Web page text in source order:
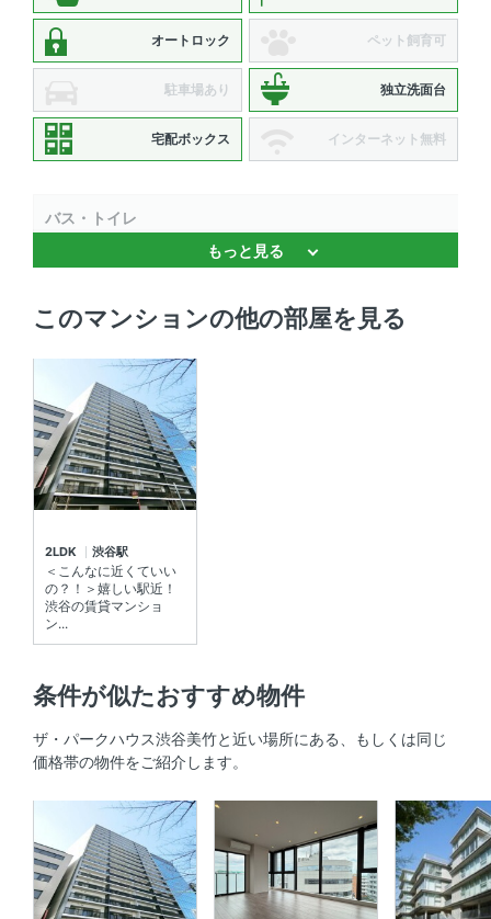
オートロック ペット飼育可
駐車場あり 独立洗面台
宅配ボックス インターネット無料
バス・トイレ
バストイレ別 、 独立洗面台 、 浴室乾燥機 、 追焚機能 、
キッチン
システムキッチン 、 3口以上コンロ 、 対面式キッチン 、
コンロ2口以上
セキュリティ
ＴＶモニタ付きインターホン 、 オートロック 、 防犯カメ
室内設備
エアコン 、 室内洗濯機置場 、 床暖房
全居室フローリング 、 バルコニー 、 シューズインクロー
共用部
宅配ボックス 、 エレベーター 、 敷地内ゴミ箱
その他
分譲賃貸
もっと見る
このマンションの他の部屋を見る
2LDK 渋谷駅
＜こんなに近くていい
の？！＞嬉しい駅近！
渋谷の賃貸マンショ
ン...
条件が似たおすすめ物件
ザ・パークハウス渋谷美竹と近い場所にある、もしくは同じ
価格帯の物件をご紹介します。